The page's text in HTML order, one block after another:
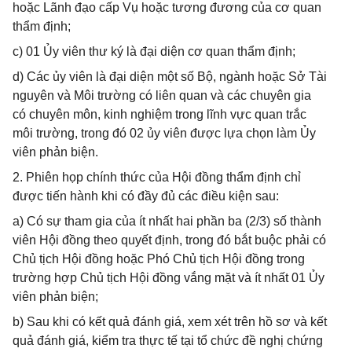
hoặc Lãnh đạo cấp Vụ hoặc tương đương của cơ quan
thẩm định;
c) 01 Ủy viên thư ký là đại diện cơ quan thẩm định;
d) Các ủy viên là đại diện một số Bộ, ngành hoặc Sở Tài
nguyên và Môi trường có liên quan và các chuyên gia
có chuyên môn, kinh nghiệm trong lĩnh vực quan trắc
môi trường, trong đó 02 ủy viên được lựa chọn làm Ủy
viên phản biện.
2. Phiên họp chính thức của Hội đồng thẩm định chỉ
được tiến hành khi có đầy đủ các điều kiện sau:
a) Có sự tham gia của ít nhất hai phần ba (2/3) số thành
viên Hội đồng theo quyết định, trong đó bắt buộc phải có
Chủ tịch Hội đồng hoặc Phó Chủ tịch Hội đồng trong
trường hợp Chủ tịch Hội đồng vắng mặt và ít nhất 01 Ủy
viên phản biện;
b) Sau khi có kết quả đánh giá, xem xét trên hồ sơ và kết
quả đánh giá, kiểm tra thực tế tại tổ chức đề nghị chứng